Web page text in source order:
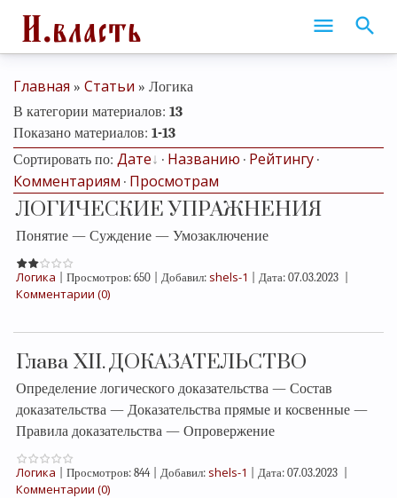
Главная » Статьи » Логика
В категории материалов: 13
Показано материалов: 1-13
Сортировать по: Дате · Названию · Рейтингу ·
Комментариям · Просмотрам
ЛОГИЧЕСКИЕ УПРАЖНЕНИЯ
Понятие — Суждение — Умозаключение
Логика Просмотров: 650 Добавил: shels-1 Дата: 07.03.2023
Комментарии (0)
Глава XII. ДОКАЗАТЕЛЬСТВО
Определение логического доказательства — Состав
доказательства — Доказательства прямые и косвенные —
Правила доказательства — Опровержение
Логика Просмотров: 844 Добавил: shels-1 Дата: 07.03.2023
Комментарии (0)